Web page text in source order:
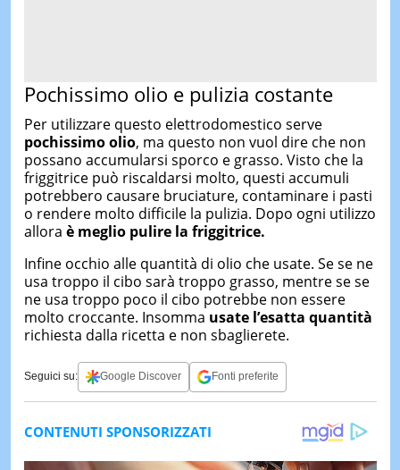
Pochissimo olio e pulizia costante
Per utilizzare questo elettrodomestico serve
pochissimo olio, ma questo non vuol dire che non
possano accumularsi sporco e grasso. Visto che la
friggitrice può riscaldarsi molto, questi accumuli
potrebbero causare bruciature, contaminare i pasti
o rendere molto difficile la pulizia. Dopo ogni utilizzo
allora è meglio pulire la friggitrice.
Infine occhio alle quantità di olio che usate. Se se ne
usa troppo il cibo sarà troppo grasso, mentre se se
ne usa troppo poco il cibo potrebbe non essere
molto croccante. Insomma usate l’esatta quantità
richiesta dalla ricetta e non sbaglierete.
Seguici su: Google Discover Fonti preferite